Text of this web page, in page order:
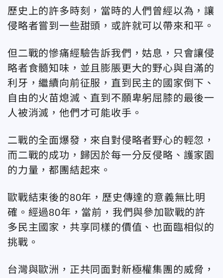
歷史上的許多時刻，當時的人們曾經以為，讓
侵略者嘗到一些甜頭，或許就可以帶來和平。
但二戰的慘痛經驗告訴我們，姑息，只會讓侵
略者食髓知味，並且膨脹更大的野心與自滿的
利牙，繼續向前征服，直到民主的國家倒下、
自由的火苗熄滅、直到不願卑躬屈膝的最後一
人被消滅，他們才可能收手。
二戰的全面爆發，來自對侵略者野心的輕忽，
而二戰的成功，歸因於每一分反侵略、護家園
的力量，都團結起來。
歐戰結束後的80年，歷史傳達的意義無比明
確。經過80年，當前，我們與參加歐戰的許
多民主國家，共享同樣的價值、也面臨相似的
挑戰。
台灣與歐洲，正共同面對新極權集團的威脅，